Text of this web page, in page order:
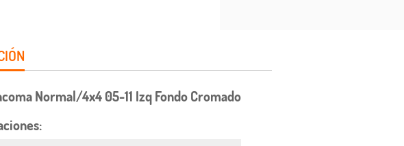
Normal/4x4 05-11 Izq Fondo Cromado